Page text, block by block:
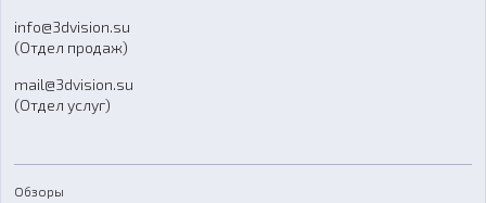
FAQ
info@3dvision.su
(Отдел продаж)
mail@3dvision.su
(Отдел услуг)
Обзоры